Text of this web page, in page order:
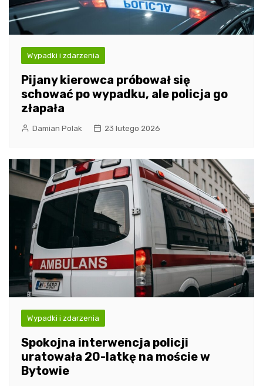
Wypadki i zdarzenia
Pijany kierowca próbował się
schować po wypadku, ale policja go
złapała
Damian Polak 23 lutego 2026
Wypadki i zdarzenia
Spokojna interwencja policji
uratowała 20-latkę na moście w
Bytowie